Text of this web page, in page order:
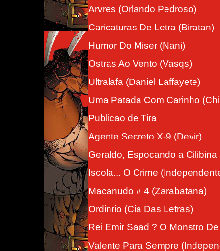
Arvres (Orlando Pedroso)
Caricaturas De Letra (Biratan)
Humor Do Miser (Nani)
Ostras Ao Vento (Vasqs)
Ultralafa (Daniel Laffayete)
Uma Patada Com Carinho
Publicao de Tira
Agente Secreto X-9 (Devir)
Geraldo, Espocando a Cilibina
Iscola... O Crime
Macanudo # 4 (Zarabatana)
Ordinrio (Cia Das Letras)
Rei Emir Saad ? O Monstro
Valente Para Sempre